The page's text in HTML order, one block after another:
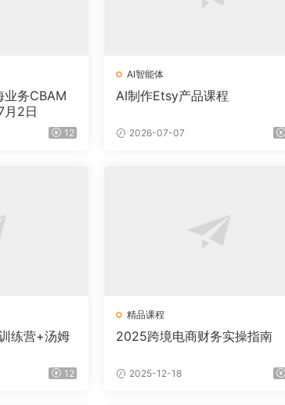
业务CBAM
月2日
12
AI智能体
AI制作Etsy产品课程
2026-07-07
练营+汤姆
12
精品课程
2025跨境电商财务实操指南
2025-12-18